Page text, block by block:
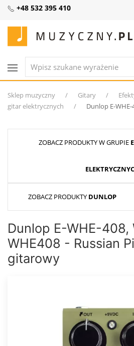
+48 532 395 410
Sklep muzyczny Gitary
gitar elektrycznych
Dunlop E-WHE-
ZOBACZ PRODUKTY W GRUPIE
ZOBACZ PRODUKTY DUNLOP
Dunlop E-WHE-408,
WHE408 - Russian
gitarowy